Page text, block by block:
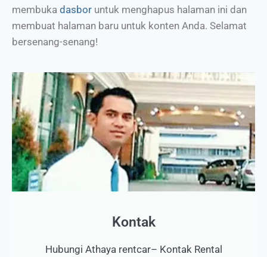
membuka dasbor untuk menghapus halaman ini dan
membuat halaman baru untuk konten Anda. Selamat
bersenang-senang!
Kontak
Hubungi Athaya rentcar– Kontak Rental